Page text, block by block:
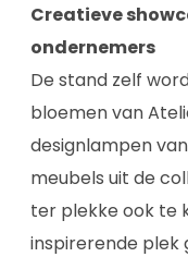
Creatieve
ondernemers
De stand zelf
bloemen van
designlampen
meubels uit de
ter plekke ook te
inspirerende plek